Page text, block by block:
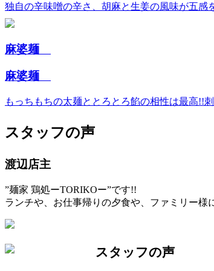
独自の辛味噌の辛さ、胡麻と生姜の風味が五感
麻婆麺
麻婆麺
もっちもちの太麺ととろとろ餡の相性は最高!!
スタッフの声
渡辺店主
”麺家 鶏処ーTORIKOー”です!!
ランチや、お仕事帰りの夕食や、ファミリー
スタッフの声